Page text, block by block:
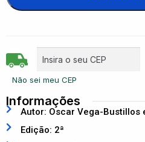
Não sei meu CEP
Informações
Autor: Oscar Vega-Bustillos
Edição: 2ª